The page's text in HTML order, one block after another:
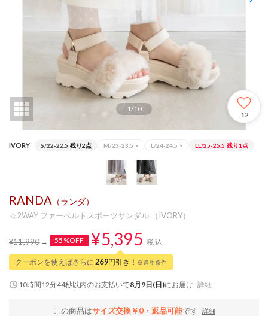
1/10
12
IVORY S/22-22.5 残り2点 M/23-23.5 × L/24-24.5 × LL/25-25.5 残り1点
RANDA （ランダ）
☆2WAY ファーベルトスポーツサンダル （IVORY）
¥11,990 55%OFF ¥5,395 税込
クーポンを使えばさらに 269円引き！ ※適用条件
10時間12分43秒以内のお支払いで8月9日(日)にお届け 詳細
この商品はサイズ交換￥0・返品可能です
詳細